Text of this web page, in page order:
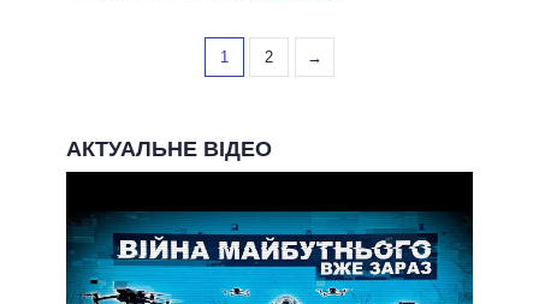
1 2 →
АКТУАЛЬНЕ ВІДЕО